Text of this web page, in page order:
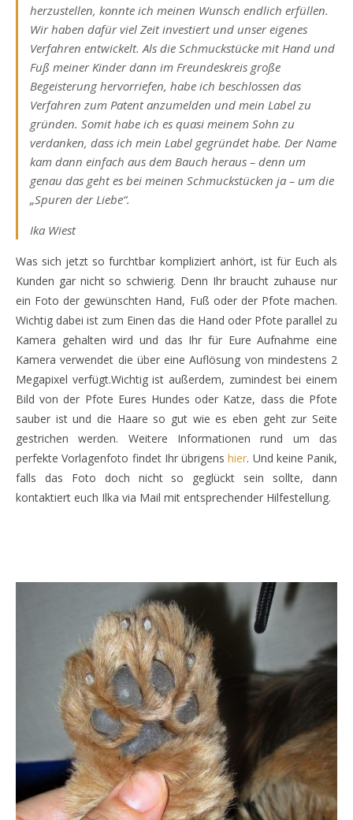
herzustellen, konnte ich meinen Wunsch endlich erfüllen.
Wir haben dafür viel Zeit investiert und unser eigenes
Verfahren entwickelt. Als die Schmuckstücke mit Hand und
Fuß meiner Kinder dann im Freundeskreis große
Begeisterung hervorriefen, habe ich beschlossen das
Verfahren zum Patent anzumelden und mein Label zu
gründen. Somit habe ich es quasi meinem Sohn zu
verdanken, dass ich mein Label gegründet habe. Der Name
kam dann einfach aus dem Bauch heraus – denn um
genau das geht es bei meinen Schmuckstücken ja – um die
„Spuren der Liebe“.
Ika Wiest
Was sich jetzt so furchtbar kompliziert anhört, ist für Euch als
Kunden gar nicht so schwierig. Denn Ihr braucht zuhause nur
ein Foto der gewünschten Hand, Fuß oder der Pfote machen.
Wichtig dabei ist zum Einen das die Hand oder Pfote parallel zu
Kamera gehalten wird und das Ihr für Eure Aufnahme eine
Kamera verwendet die über eine Auflösung von mindestens 2
Megapixel verfügt.Wichtig ist außerdem, zumindest bei einem
Bild von der Pfote Eures Hundes oder Katze, dass die Pfote
sauber ist und die Haare so gut wie es eben geht zur Seite
gestrichen werden. Weitere Informationen rund um das
perfekte Vorlagenfoto findet Ihr übrigenshier. Und keine Panik,
falls das Foto doch nicht so geglückt sein sollte, dann
kontaktiert euch Ilka via Mail mit entsprechender Hilfestellung.